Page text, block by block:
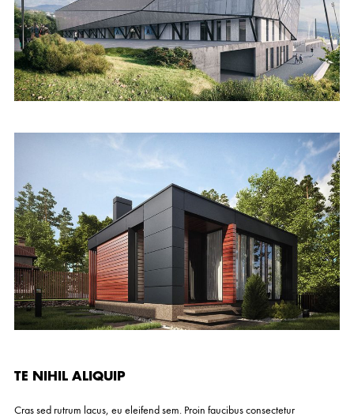
TE NIHIL ALIQUIP
Cras sed rutrum lacus, eu eleifend sem. Proin faucibus consectetur